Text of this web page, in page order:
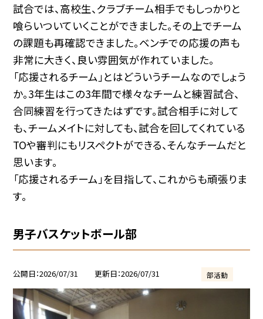
試合では、高校生、クラブチーム相手でもしっかりと
喰らいついていくことができました。その上でチーム
の課題も再確認できました。ベンチでの応援の声も
非常に大きく、良い雰囲気が作れていました。
「応援されるチーム」とはどういうチームなのでしょう
か。3年生はこの3年間で様々なチームと練習試合、
合同練習を行ってきたはずです。試合相手に対して
も、チームメイトに対しても、試合を回してくれている
TOや審判にもリスペクトができる、そんなチームだと
思います。
「応援されるチーム」を目指して、これからも頑張りま
す。
男子バスケットボール部
公開日 2026/07/31 更新日 2026/07/31 部活動